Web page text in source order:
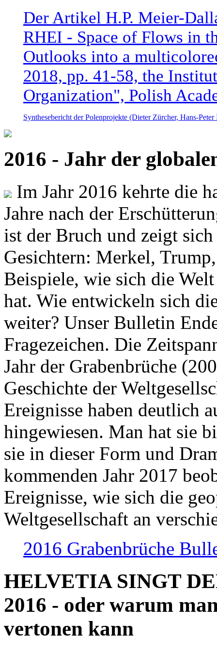
Der Artikel H.P. Meier-
RHEI - Space of Flows in
Outlooks into a
2018, pp. 41-58, the
Organization", Polish
Synthesebericht der Polenprojekte (Dieter Zürcher, Hans-
2016 - Jahr der
Im Jahr 2016 kehrte die
Jahre nach der
ist der Bruch und zeigt
Gesichtern: Merkel,
Beispiele, wie sich die
hat. Wie entwickeln sich
weiter? Unser Bulletin
Fragezeichen. Die
Jahr der Grabenbrüche
Geschichte der
Ereignisse haben deutlich
hingewiesen. Man hat sie
sie in dieser Form und
kommenden Jahr 2017
Ereignisse, wie sich die
Weltgesellschaft an
2016 Grabenbrüche
HELVETIA SINGT
2016 - oder warum
vertonen kann